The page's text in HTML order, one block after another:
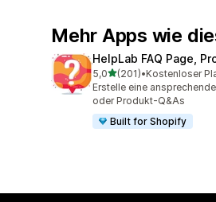
Mehr Apps wie
HelpLab FAQ Page,
5,0von 5 Sternen
(201)
201 Rezensionen
•Kostenloser
Erstelle eine
oder Produkt-Q&As
Built for Shopify